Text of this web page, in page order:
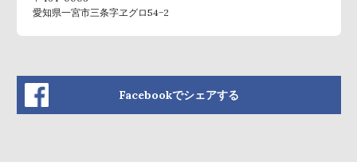
愛知県一宮市三条字ヱグロ54−2
Facebookでシェアする